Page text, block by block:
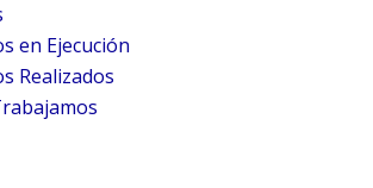
en Ejecución
Realizados